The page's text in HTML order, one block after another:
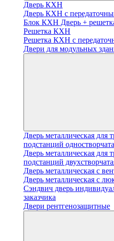
Дверь КХН
Дверь КХН с
Блок КХН Дверь +
Решетка КХН
Решетка КХН с
Двери для модульных
Дверь металлическая для
подстанций
Дверь металлическая для
подстанций
Дверь металлическая с
Дверь металлическая с
Cэндвич дверь
заказчика
Двери рентгенозащитные